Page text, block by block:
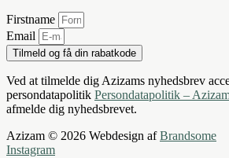
Firstname
Email
Tilmeld og få din rabatkode
Ved at tilmelde dig Azizams nyhedsbrev
persondatapolitik Persondatapolitik –
afmelde dig nyhedsbrevet.
Azizam © 2026 Webdesign afBrandsome
Instagram